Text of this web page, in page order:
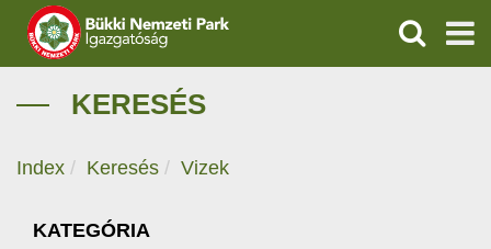
IGAZGATÓSÁG
KERESÉS
KERESÉS
Index Keresés Vizek
KATEGÓRIA